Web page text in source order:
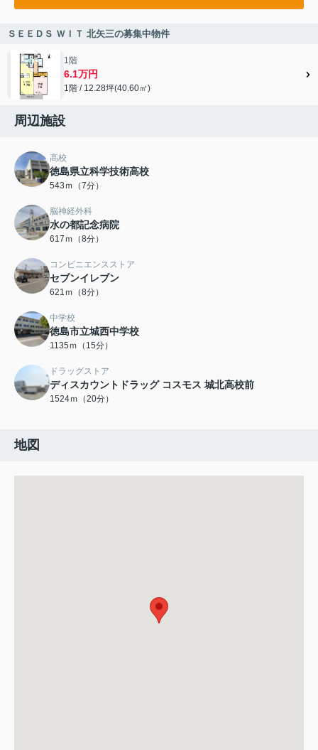
ＳＥＥＤＳ ＷＩＴ 北矢三の募集中物件
1階
6.1万円
1階 / 12.28坪(40.60㎡)
周辺施設
高校
徳島県立科学技術高校
543ｍ（7分）
脳神経外科
水の都記念病院
617ｍ（8分）
コンビニエンスストア
セブンイレブン
621ｍ（8分）
中学校
徳島市立城西中学校
1135ｍ（15分）
ドラッグストア
ディスカウントドラッグ コスモス 城北高校前
1524ｍ（20分）
地図